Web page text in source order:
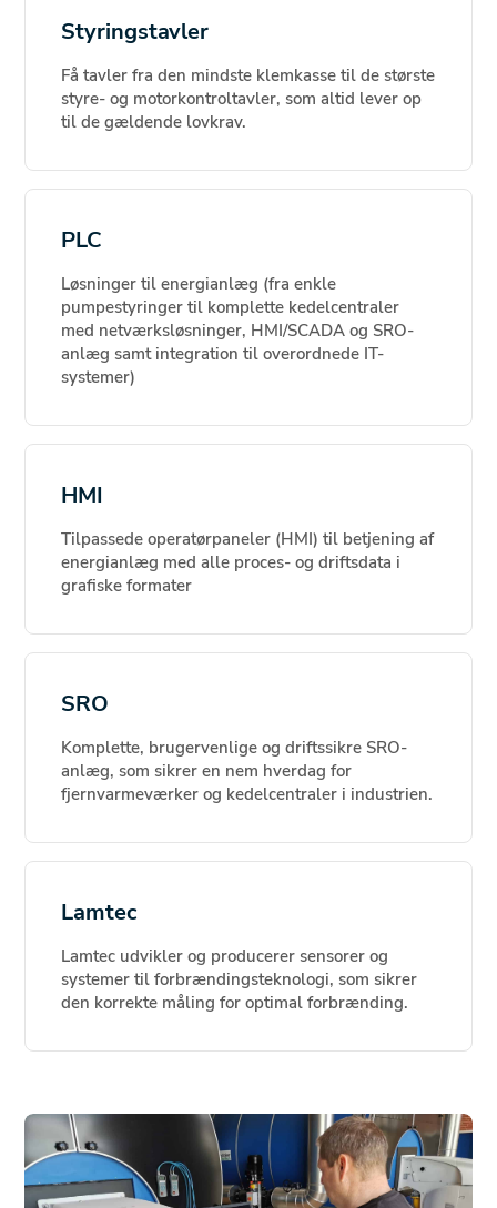
Styringstavler
Få tavler fra den mindste klemkasse til de største
styre- og motorkontroltavler, som altid lever op
til de gældende lovkrav.
PLC
Løsninger til energianlæg (fra enkle
pumpestyringer til komplette kedelcentraler
med netværksløsninger, HMI/SCADA og SRO-
anlæg samt integration til overordnede IT-
systemer)
HMI
Tilpassede operatørpaneler (HMI) til betjening af
energianlæg med alle proces- og driftsdata i
grafiske formater
SRO
Komplette, brugervenlige og driftssikre SRO-
anlæg, som sikrer en nem hverdag for
fjernvarmeværker og kedelcentraler i industrien.
Lamtec
Lamtec udvikler og producerer sensorer og
systemer til forbrændingsteknologi, som sikrer
den korrekte måling for optimal forbrænding.